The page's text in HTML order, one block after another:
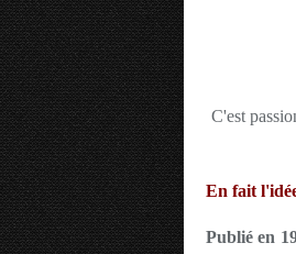
C'est
En fait
Publié en